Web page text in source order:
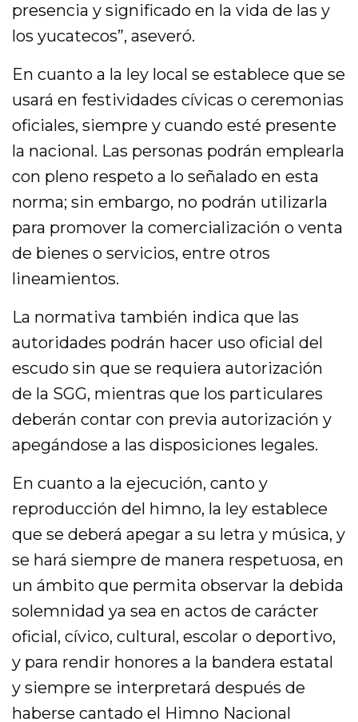
presencia y significado en la vida de las y
los yucatecos”, aseveró.
En cuanto a la ley local se establece que se
usará en festividades cívicas o ceremonias
oficiales, siempre y cuando esté presente
la nacional. Las personas podrán emplearla
con pleno respeto a lo señalado en esta
norma; sin embargo, no podrán utilizarla
para promover la comercialización o venta
de bienes o servicios, entre otros
lineamientos.
La normativa también indica que las
autoridades podrán hacer uso oficial del
escudo sin que se requiera autorización
de la SGG, mientras que los particulares
deberán contar con previa autorización y
apegándose a las disposiciones legales.
En cuanto a la ejecución, canto y
reproducción del himno, la ley establece
que se deberá apegar a su letra y música, y
se hará siempre de manera respetuosa, en
un ámbito que permita observar la debida
solemnidad ya sea en actos de carácter
oficial, cívico, cultural, escolar o deportivo,
y para rendir honores a la bandera estatal
y siempre se interpretará después de
haberse cantado el Himno Nacional